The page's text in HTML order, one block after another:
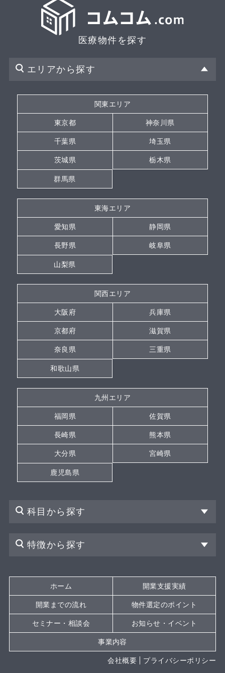
医療物件を探す
エリアから探す
関東エリア
東京都 神奈川県
千葉県 埼玉県
茨城県 栃木県
群馬県
東海エリア
愛知県 静岡県
長野県 岐阜県
山梨県
関西エリア
大阪府 兵庫県
京都府 滋賀県
奈良県 三重県
和歌山県
九州エリア
福岡県 佐賀県
長崎県 熊本県
大分県 宮崎県
鹿児島県
科目から探す
特徴から探す
ホーム 開業支援実績
開業までの流れ 物件選定のポイント
セミナー・相談会 お知らせ・イベント
事業内容
会社概要 プライバシーポリシー